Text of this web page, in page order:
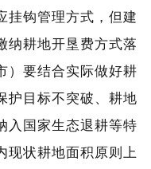
挂钩管理方式，但建
纳耕地开垦费方式落
）要结合实际做好耕
护目标不突破、耕地
入国家生态退耕等特
现状耕地面积原则上